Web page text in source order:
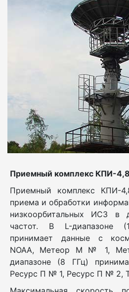
Приемный комплекс КПИ-4,8
Приемный комплекс КПИ-
приема и обработки
низкоорбитальных ИСЗ в
частот. В L-диапазоне
принимает данные с
NOAA, Метеор М № 1,
диапазоне (8 ГГц)
Ресурс П № 1, Ресурс П № 2,